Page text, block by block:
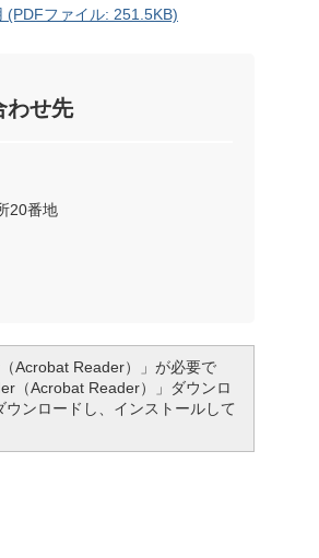
(PDFファイル: 251.5KB)
わせ先
20番地
Acrobat Reader）」が必要で
（Acrobat Reader）」ダウンロ
ンロードし、インストールして